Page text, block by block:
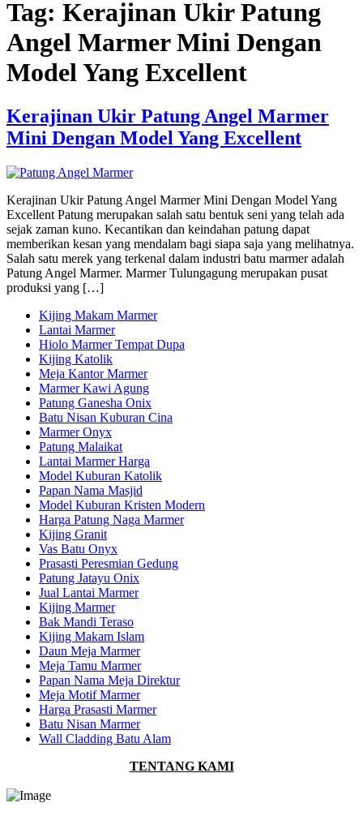
Tag: Kerajinan Ukir Patung
Angel Marmer Mini Dengan
Model Yang Excellent
Kerajinan Ukir Patung Angel Marmer
Mini Dengan Model Yang Excellent
Kerajinan Ukir Patung Angel Marmer Mini Dengan Model Yang
Excellent Patung merupakan salah satu bentuk seni yang telah ada
sejak zaman kuno. Kecantikan dan keindahan patung dapat
memberikan kesan yang mendalam bagi siapa saja yang melihatnya.
Salah satu merek yang terkenal dalam industri batu marmer adalah
Patung Angel Marmer. Marmer Tulungagung merupakan pusat
produksi yang […]
Kijing Makam Marmer
Lantai Marmer
Hiolo Marmer Tempat Dupa
Kijing Katolik
Meja Kantor Marmer
Marmer Kawi Agung
Patung Ganesha Onix
Batu Nisan Kuburan Cina
Marmer Onyx
Patung Malaikat
Lantai Marmer Harga
Model Kuburan Katolik
Papan Nama Masjid
Model Kuburan Kristen Modern
Harga Patung Naga Marmer
Kijing Granit
Vas Batu Onyx
Prasasti Peresmian Gedung
Patung Jatayu Onix
Jual Lantai Marmer
Kijing Marmer
Bak Mandi Teraso
Kijing Makam Islam
Daun Meja Marmer
Meja Tamu Marmer
Papan Nama Meja Direktur
Meja Motif Marmer
Harga Prasasti Marmer
Batu Nisan Marmer
Wall Cladding Batu Alam
TENTANG KAMI